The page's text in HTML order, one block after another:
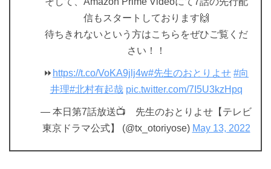
信もスタートしております🙌
待ちきれないという方はこちらをぜひご覧くだ
さい！！
⏩ https://t.co/VoKA9jlj4w#先生のおとりよせ #向
井理#北村有起哉 pic.twitter.com/7I5U3kzHpq
— 本日第7話放送📺 先生のおとりよせ【テレビ
東京ドラマ公式】 (@tx_otoriyose) May 13, 2022